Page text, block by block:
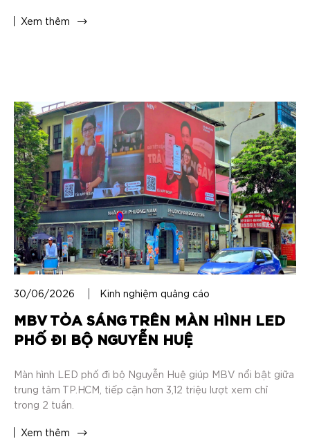
Xem thêm
30/06/2026 Kinh nghiệm quảng cáo
MBV TỎA SÁNG TRÊN MÀN HÌNH LED
PHỐ ĐI BỘ NGUYỄN HUỆ
Màn hình LED phố đi bộ Nguyễn Huệ giúp MBV nổi bật giữa
trung tâm TP.HCM, tiếp cận hơn 3,12 triệu lượt xem chỉ
trong 2 tuần.
Xem thêm